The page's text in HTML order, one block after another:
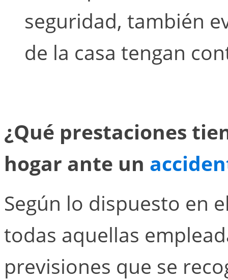
seguridad, también
de la casa tengan
¿Qué prestaciones
hogar ante un
Según lo dispuesto en
todas aquellas
previsiones que se